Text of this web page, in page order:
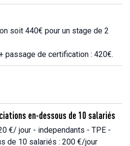
soit 440€ pour un stage de 2
passage de certification : 420€.
en-dessous de 10 salariés
€/ jour - independants - TPE -
de 10 salariés : 200 €/jour